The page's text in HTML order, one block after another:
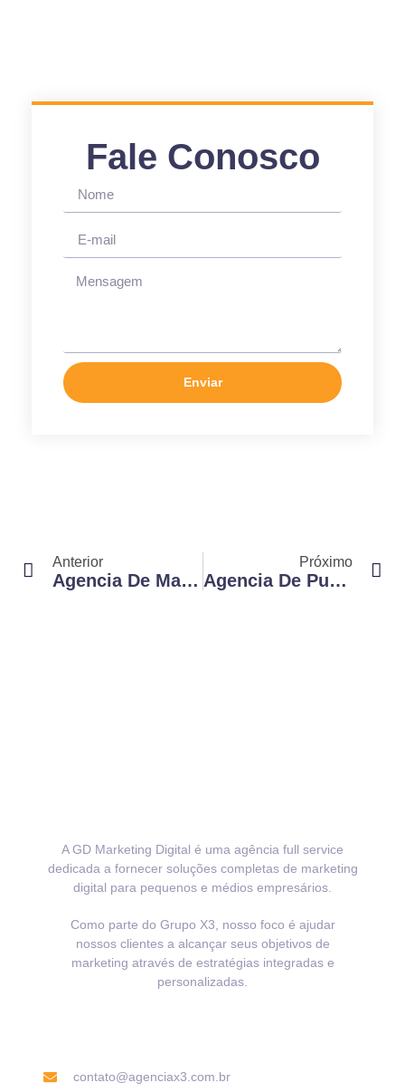
Fale Conosco
Enviar
Anterior
Agencia De Marketing Digital Em Campinas: Como Se Destacar No Mercado
Próximo
Agencia De Publicidade Em Campinas: O Segredo Para Impulsionar Sua Marca
A GD Marketing Digital é uma agência full service
dedicada a fornecer soluções completas de marketing
digital para pequenos e médios empresários.
Como parte do Grupo X3, nosso foco é ajudar
nossos clientes a alcançar seus objetivos de
marketing através de estratégias integradas e
personalizadas.
contato@agenciax3.com.br